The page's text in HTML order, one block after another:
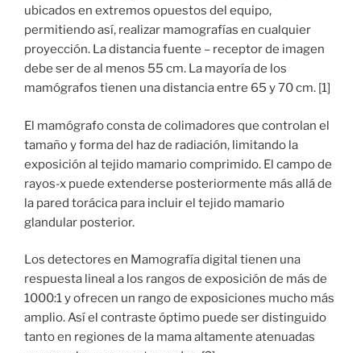
ubicados en extremos opuestos del equipo,
permitiendo así, realizar mamografías en cualquier
proyección. La distancia fuente – receptor de imagen
debe ser de al menos 55 cm. La mayoría de los
mamógrafos tienen una distancia entre 65 y 70 cm. [1]
El mamógrafo consta de colimadores que controlan el
tamaño y forma del haz de radiación, limitando la
exposición al tejido mamario comprimido. El campo de
rayos-x puede extenderse posteriormente más allá de
la pared torácica para incluir el tejido mamario
glandular posterior.
Los detectores en Mamografía digital tienen una
respuesta lineal a los rangos de exposición de más de
1000:1 y ofrecen un rango de exposiciones mucho más
amplio. Así el contraste óptimo puede ser distinguido
tanto en regiones de la mama altamente atenuadas